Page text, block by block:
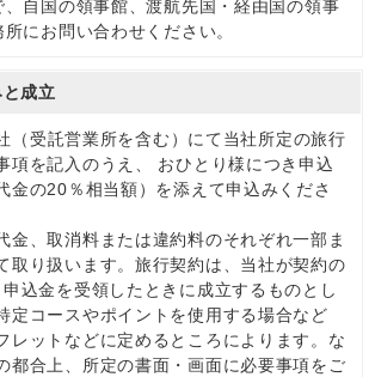
自国の領事館、渡航先国・経由国の領事
にお問い合わせください。
成立
（受託営業所を含む）にて当社所定の旅行
項を記入のうえ、 おひとり様につき申込
金の20％相当額）を添えて申込みくださ
金、取消料または違約料のそれぞれ一部ま
取り扱います。旅行契約は、当社が契約の
込金を受領したときに成立するものとし
定コースやポイントを使用する場合など
レットなどに定めるところによります。な
都合上、所定の書面・画面に必要事項をご